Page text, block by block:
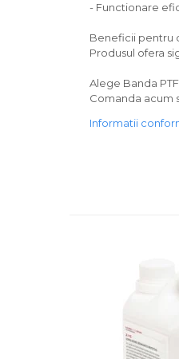
- Functionare
Beneficii pentru
Produsul ofera
Alege Banda
Comanda acum
Informatii